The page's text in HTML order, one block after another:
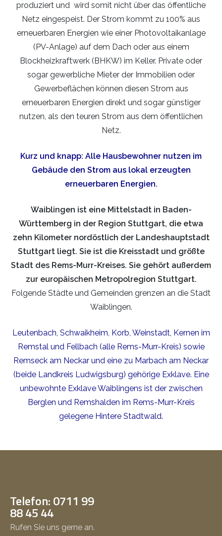
produziert und wird somit nicht über das öffentliche
Netz eingespeist. Der Strom kommt zu 100% aus
erneuerbaren Energien wie einer Photovoltaikanlage
(PV-Anlage) auf dem Dach oder aus einem
Blockheizkraftwerk (BHKW) im Keller. Private oder
sogar gewerbliche Mieter der Immobilien oder
Gewerbeflächen können diesen Strom aus
erneuerbaren Energien direkt und sogar günstiger
nutzen, als den teuren Strom aus dem öffentlichen
Netz.
Kurz und knapp: Alle Hausbewohner nutzen im
Gebäude den Strom aus lokal erzeugten
erneuerbaren Energien.
Waiblingen ist eine Mittelstadt in Baden-
Württemberg in der Region Stuttgart, die etwa
zehn Kilometer nordöstlich der Landeshauptstadt
Stuttgart liegt. Sie ist die Kreisstadt und größte
Stadt des Rems-Murr-Kreises. Sie gehört außerdem
zur europäischen Metropolregion Stuttgart.
Folgende Städte und Gemeinden grenzen an die Stadt
Waiblingen.
Leutenbach, Schwaikheim, Korb, Weinstadt, Kernen im
Remstal und Fellbach (alle Rems-Murr-Kreis) sowie
Remseck am Neckar und eine zu Marbach am Neckar
(beide Landkreis Ludwigsburg) gehörige Exklave. Eine
unbewohnte Exklave Waiblingens ist der zwischen
Berglen und Remshalden im Rems-Murr-Kreis
gelegene Hintere Stadtwald.
Telefon: 0711 99
88 45 44
Rufen Sie uns gerne an.